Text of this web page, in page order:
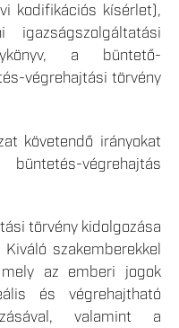
kodifikációs kísérlet),
a büntető-
végrehajtási törvény
követendő irányokat
végrehajtás
törvény kidolgozása
szakemberekkel
az emberi jogok
és végrehajtható
valamint a